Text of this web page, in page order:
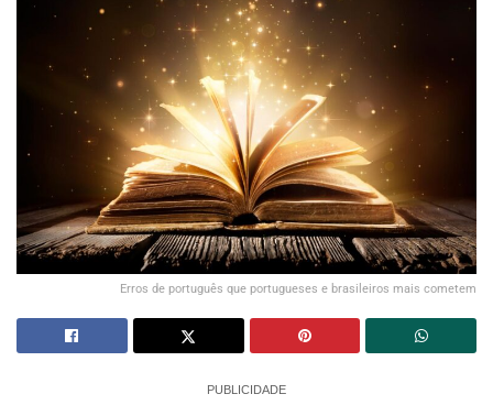
Erros de português que portugueses e brasileiros mais cometem
PUBLICIDADE